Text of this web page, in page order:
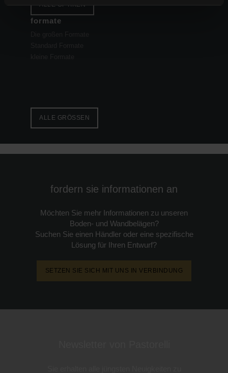
ALLE OPTIKEN
formate
ALLE GRÖSSEN
fordern sie informationen an
Möchten Sie mehr Informationen zu unseren
Boden- und Wandbelägen?
Suchen Sie einen Händler oder eine spezifische
Lösung für Ihren Entwurf?
SETZEN SIE SICH MIT UNS IN VERBINDUNG